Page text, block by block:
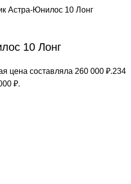
Астра-Юнилос 10 Лонг
10 Лонг
цена составляла 260 000 ₽.234
₽.